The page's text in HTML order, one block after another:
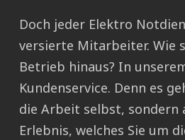
Doch jeder Elektro
versierte Mitarbeiter. Wie
Betrieb hinaus? In
Kundenservice. Denn es
die Arbeit selbst, sondern
Erlebnis, welches Sie um